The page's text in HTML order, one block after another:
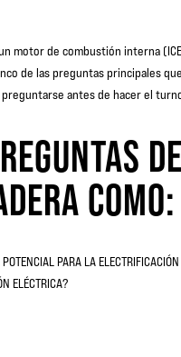
motor de combustión interna
de las preguntas principales
antes de hacer el
DE
COMO:
PARA LA
ELÉCTRICA?